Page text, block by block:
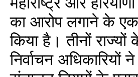
का आरोप लगाने के एक
किया है। तीनों
निर्वाचन अधिकारियों